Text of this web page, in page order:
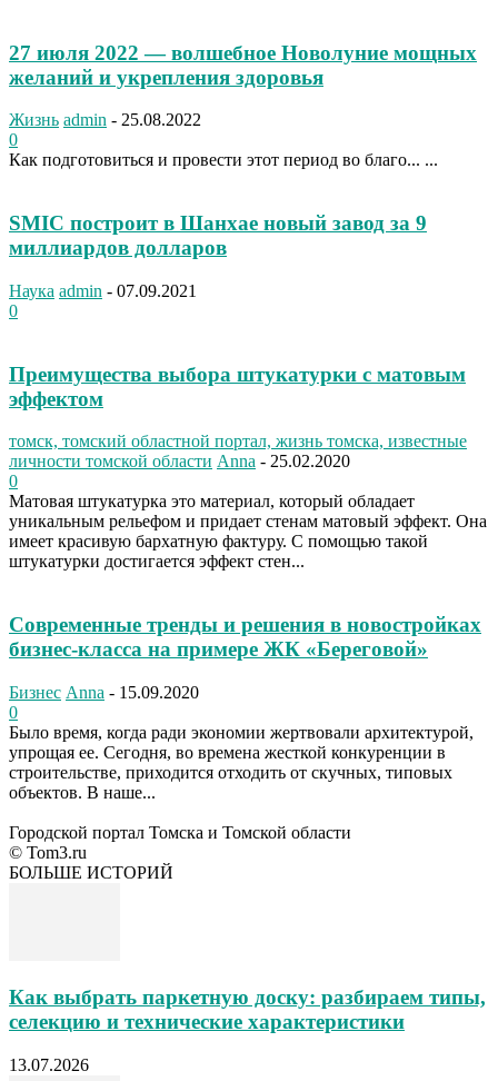
27 июля 2022 — волшебное Новолуние мощных
желаний и укрепления здоровья
Жизнь admin - 25.08.2022
0
Как подготовиться и провести этот период во благо... ...
SMIC построит в Шанхае новый завод за 9
миллиардов долларов
Наука admin - 07.09.2021
0
Преимущества выбора штукатурки с матовым
эффектом
томск, томский областной портал, жизнь томска, известные
личности томской области Anna - 25.02.2020
0
Матовая штукатурка это материал, который обладает
уникальным рельефом и придает стенам матовый эффект. Она
имеет красивую бархатную фактуру. С помощью такой
штукатурки достигается эффект стен...
Современные тренды и решения в новостройках
бизнес-класса на примере ЖК «Береговой»
Бизнес Anna - 15.09.2020
0
Было время, когда ради экономии жертвовали архитектурой,
упрощая ее. Сегодня, во времена жесткой конкуренции в
строительстве, приходится отходить от скучных, типовых
объектов. В наше...
Городской портал Томска и Томской области
© Tom3.ru
БОЛЬШЕ ИСТОРИЙ
Как выбрать паркетную доску: разбираем типы,
селекцию и технические характеристики
13.07.2026